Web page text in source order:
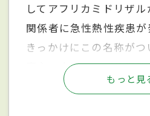
してアフリカミドリザル
関係者に急性熱性疾患
きっかけにこの名称が
宿主、人間への感染経
リカに生息するコウモ
もっと見